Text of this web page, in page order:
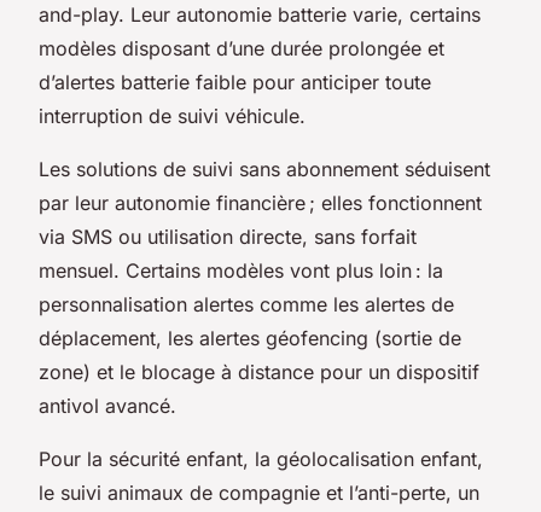
and-play. Leur autonomie batterie varie, certains
modèles disposant d’une durée prolongée et
d’alertes batterie faible pour anticiper toute
interruption de suivi véhicule.
Les solutions de suivi sans abonnement séduisent
par leur autonomie financière ; elles fonctionnent
via SMS ou utilisation directe, sans forfait
mensuel. Certains modèles vont plus loin : la
personnalisation alertes comme les alertes de
déplacement, les alertes géofencing (sortie de
zone) et le blocage à distance pour un dispositif
antivol avancé.
Pour la sécurité enfant, la géolocalisation enfant,
le suivi animaux de compagnie et l’anti-perte, un